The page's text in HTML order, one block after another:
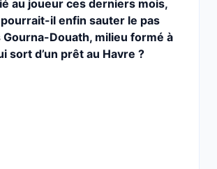
au joueur ces derniers mois,
pourrait-il enfin sauter le pas
Gourna-Douath, milieu formé à
sort d’un prêt au Havre ?